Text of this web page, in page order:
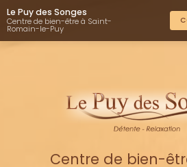
Aller
au
contenu
principal
Le Puy des Songes
Centre de bien-être à Saint-
Romain-le-Puy
Centre de bien-